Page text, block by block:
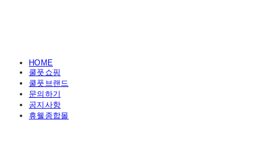
HOME
쿨풋쇼핑
쿨풋브랜드
문의하기
공지사항
휴웰종합몰